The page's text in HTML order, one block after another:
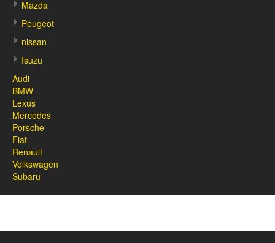
Mazda
Peugeot
nissan
Isuzu
Audi
BMW
Lexus
Mercedes
Porsche
Fiat
Renault
Volkswagen
Subaru